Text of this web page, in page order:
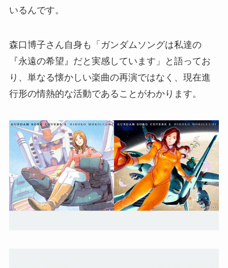
いるんです。
森口博子さん自身も「ガンダムソングは私達の
『永遠の希望』だと実感しています」と語ってお
り、単なる懐かしい楽曲の再演ではなく、現在進
行形の情熱的な活動であることがわかります。